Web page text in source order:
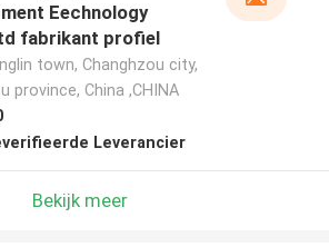
Eechnology
fabrikant profiel
town, Changhzou city,
province, China ,CHINA
Leverancier
Bekijk meer